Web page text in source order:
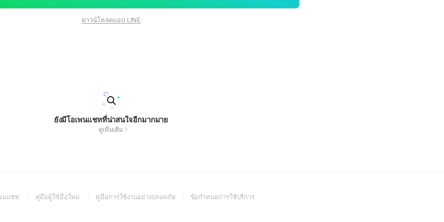
ดาวน์โหลดแอป LINE
ยังมีโอเพนแชทที่น่าสนใจอีกมากมาย
ดูเพิ่มเติม
นแชท
(Openคู่มือผู้ใช้มือใหม่
(Openคู่มือการใช้งานอย่างปลอดภัย(Openข้อกำหนดการใช้บริการ(Open